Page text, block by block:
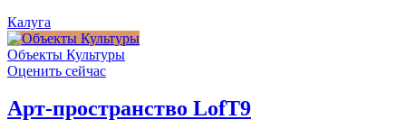
Калуга
Объекты Культуры
Оценить сейчас
Арт-пространство LofT9